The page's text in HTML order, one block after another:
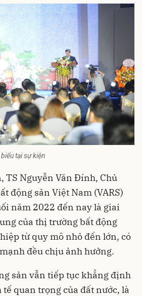
tại sự kiện
TS Nguyễn Văn Đính, Chủ
động sản Việt Nam (VARS)
năm 2022 đến nay là giai
của thị trường bất động
từ quy mô nhỏ đến lớn, có
đều chịu ảnh hưởng.
sản vẫn tiếp tục khẳng định
quan trọng của đất nước, là